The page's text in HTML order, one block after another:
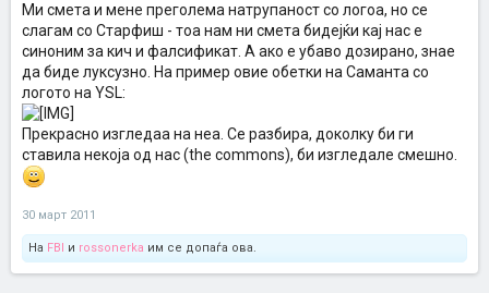
Ми смета и мене преголема натрупаност со логоа, но се
слагам со Старфиш - тоа нам ни смета бидејќи кај нас е
синоним за кич и фалсификат. А ако е убаво дозирано, знае
да биде луксузно. На пример овие обетки на Саманта со
логото на YSL:
Прекрасно изгледаа на неа. Се разбира, доколку би ги
ставила некоја од нас (the commons), би изгледале смешно.
30 март 2011
На FBI и rossonerka им се допаѓа ова.